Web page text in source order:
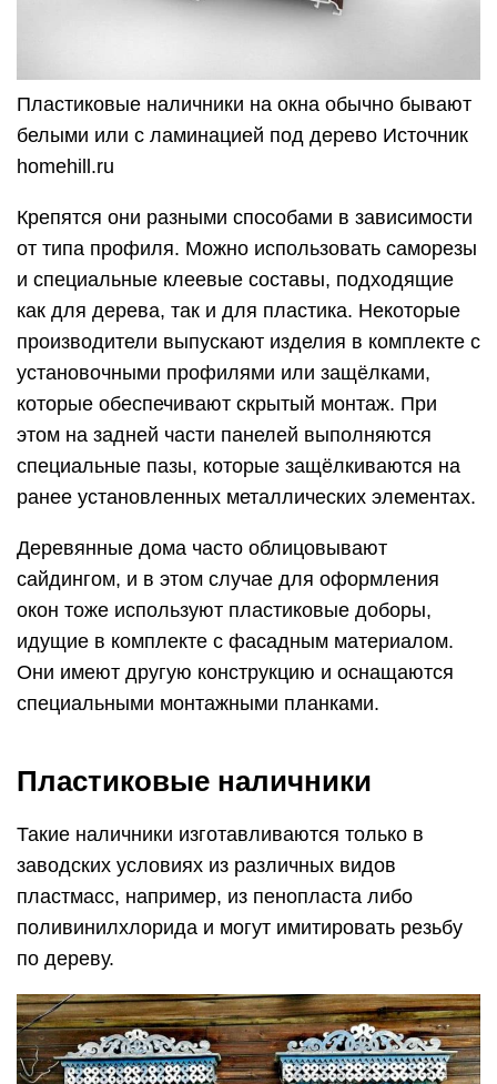
Пластиковые наличники на окна обычно бывают
белыми или с ламинацией под дерево Источник
homehill.ru
Крепятся они разными способами в зависимости
от типа профиля. Можно использовать саморезы
и специальные клеевые составы, подходящие
как для дерева, так и для пластика. Некоторые
производители выпускают изделия в комплекте с
установочными профилями или защёлками,
которые обеспечивают скрытый монтаж. При
этом на задней части панелей выполняются
специальные пазы, которые защёлкиваются на
ранее установленных металлических элементах.
Деревянные дома часто облицовывают
сайдингом, и в этом случае для оформления
окон тоже используют пластиковые доборы,
идущие в комплекте с фасадным материалом.
Они имеют другую конструкцию и оснащаются
специальными монтажными планками.
Пластиковые наличники
Такие наличники изготавливаются только в
заводских условиях из различных видов
пластмасс, например, из пенопласта либо
поливинилхлорида и могут имитировать резьбу
по дереву.